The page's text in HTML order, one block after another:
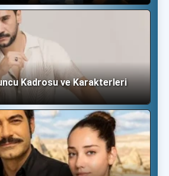
Kadrosu ve Karakterleri